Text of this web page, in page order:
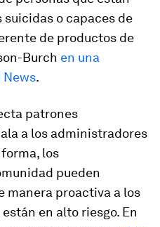
o capaces de
de productos de
Burch en una
News.
patrones
a los administradores
los
pueden
manera proactiva a los
en alto riesgo. En